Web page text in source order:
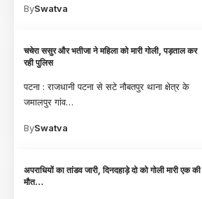
BySwatva
चचेरा ससुर और भतीजा ने महिला को मारी गोली, पड़ताल कर
रही पुलिस
पटना : राजधानी पटना से सटे नौबतपुर थाना क्षेत्र के
जमालपुर गांव…
BySwatva
अपराधियों का तांडव जारी, दिनदहाड़े दो को गोली मारी एक की
मौत…